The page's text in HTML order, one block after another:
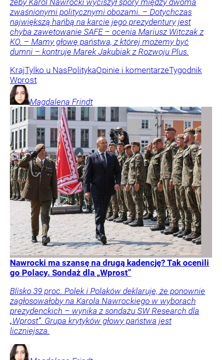
zwaśnionymi politycznymi obozami. – Dotychczas
największą hańbą na karcie jego prezydentury jest
chyba zawetowanie SAFE – ocenia Mariusz Witczak z
KO. – Mamy głowę państwa, z której możemy być
dumni – kontruje Marek Jakubiak z Rozwoju Plus.
KrajTylko u NasPolitykaOpinie i komentarzeTygodnik
Wprost
Magdalena Frindt
Nawrocki ma szansę na drugą kadencję? Tak ocenili
go Polacy. Sondaż dla „Wprost”
Blisko 39 proc. Polek i Polaków deklaruje, że ponownie
zagłosowałoby na Karola Nawrockiego w wyborach
prezydenckich – wynika z sondażu SW Research dla
„Wprost”. Grupa krytyków głowy państwa jest
liczniejsza.